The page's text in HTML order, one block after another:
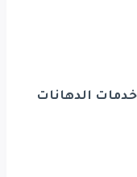
الدهانات